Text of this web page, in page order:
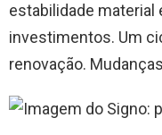
estabilidade material
investimentos. Um
renovação.